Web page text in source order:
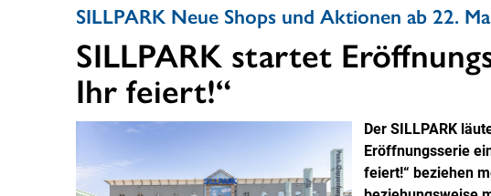
SILLPARK Neue Shops und Aktionen ab 22.
SILLPARK startet
Ihr feiert!“
Der SILLPARK
Eröffnungsserie
feiert!“ beziehen